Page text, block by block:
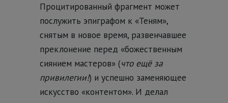
Процитированный фрагмент может
послужить эпиграфом к «Теням»,
снятым в новое время, развенчавшее
преклонение перед «божественным
сиянием мастеров» (что ещё за
привилегии!) и успешно заменяющее
искусство «контентом». И делал